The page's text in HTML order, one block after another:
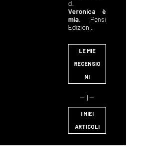
d.
Veronica è
mia, Pensi
Edizioni.
LE MIE
RECENSIO
NI
-- |--
I MIEI
ARTICOLI